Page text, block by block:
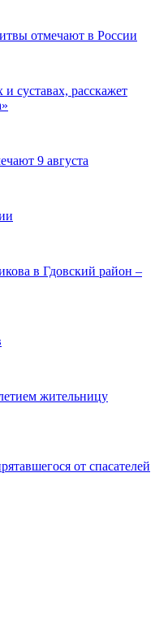
отмечают в России
суставах, расскажет
9 августа
в Гдовский район –
жительницу
от спасателей